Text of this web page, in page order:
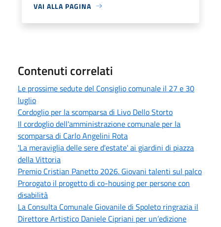
VAI ALLA PAGINA
Contenuti correlati
Le prossime sedute del Consiglio comunale il 27 e 30
luglio
Cordoglio per la scomparsa di Livo Dello Storto
Il cordoglio dell'amministrazione comunale per la
scomparsa di Carlo Angelini Rota
'La meraviglia delle sere d'estate' ai giardini di piazza
della Vittoria
Premio Cristian Panetto 2026. Giovani talenti sul palco
Prorogato il progetto di co-housing per persone con
disabilità
La Consulta Comunale Giovanile di Spoleto ringrazia il
Direttore Artistico Daniele Cipriani per un’edizione